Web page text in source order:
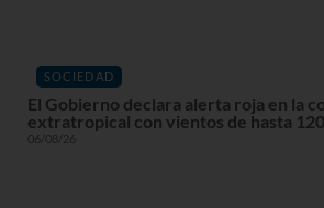
SOCIEDAD
El Gobierno declara alerta roja en la
extratropical con vientos de hasta
06/08/26